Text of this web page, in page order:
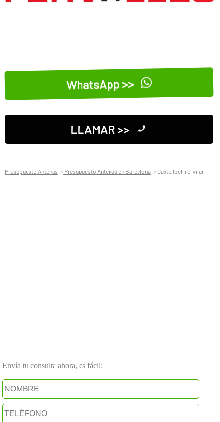
WhatsApp >>
LLAMAR >>
Presupuesto Antenas Presupuesto Antenas en Barcelona Castellbell i el Vilar
Envía tu consulta ahora, es fácil: